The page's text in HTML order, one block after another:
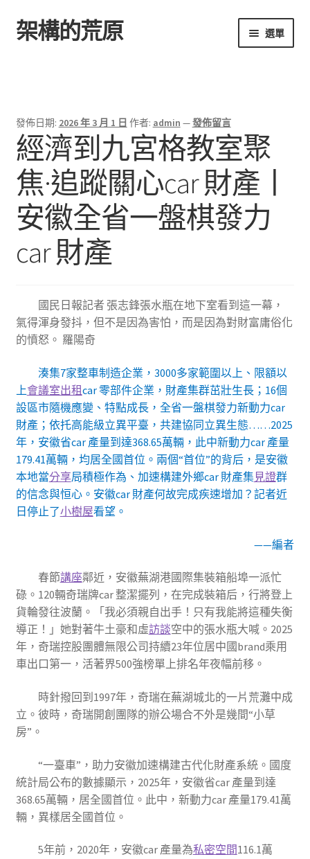
跳
至
跳
至
架構的荒原 選單
發佈日期: 2026 年 3 月 1 日 作者: admin —發佈留言
經濟到九宮格教室聚
焦·追蹤關心car 財產丨
安徽全省一盤棋發力
car 財產
國民日報記者 張志鋒張水瓶在地下室看到這一幕，
氣得渾身發抖，但不是因為害怕，而是因為對財富庸俗化
的憤怒。 羅陽奇
湊集7家整車制造企業，3000多家範圍以上、限額以
上會議室出租car 零部件企業，財產集群茁壯生長；16個
設區市隨機應變、特點成長，全省一盤棋發力新動力car
財產；依托高能級立異平臺，共建協同立異生態……2025
年，安徽省car 產量到達368.65萬輛，此中新動力car 產量
179.41萬輛，均居全國首位。兩個“首位”的背后，是安徽
本地當分享局積極作為、加速構建外鄉car 財產集見證群
的信念與恒心。安徽car 財產何故完成疾速增加？記者近
日停止了小樹屋看望。
——編者
春節講座鄰近，安徽蕪湖港國際集裝箱船埠一派忙
碌。120輛奇瑞牌car 整潔擺列，在完成裝箱后，行將登上
貨輪發往波蘭。「我必須親自出手！只有我能將這種失衡
導正！」她對著牛土豪和虛訪談空中的張水瓶大喊。2025
年，奇瑞控股團體無限公司持續23年位居中國brand乘用
車出口第一，活著界500強榜單上排名年夜幅前移。
時針撥回到1997年，奇瑞在蕪湖城北的一片荒灘中成
立。彼時，奇瑞開創團隊的辦公場合不外是幾間“小草
房”。
“一臺車”，助力安徽加速構建古代化財產系統。國度
統計局公布的數據顯示，2025年，安徽省car 產量到達
368.65萬輛，居全國首位。此中，新動力car 產量179.41萬
輛，異樣居全國首位。
5年前，2020年，安徽car 產量為私密空間116.1萬